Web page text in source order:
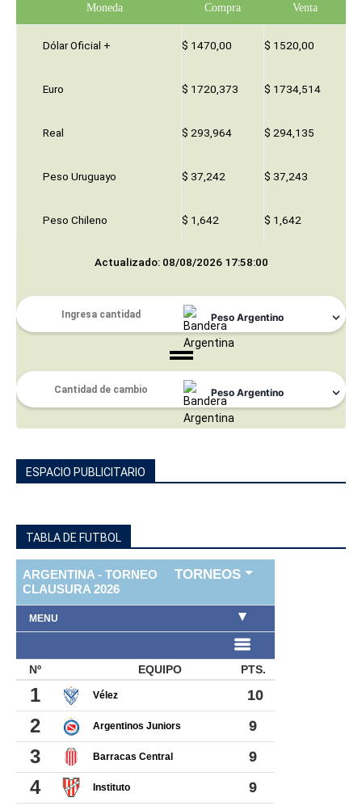
Moneda Compra Venta
Dólar Oficial + $ 1470,00 $ 1520,00
Euro $ 1720,373 $ 1734,514
Real $ 293,964 $ 294,135
Peso Uruguayo $ 37,242 $ 37,243
Peso Chileno $ 1,642 $ 1,642
Actualizado: 08/08/2026 17:58:00
ESPACIO PUBLICITARIO
TABLA DE FUTBOL